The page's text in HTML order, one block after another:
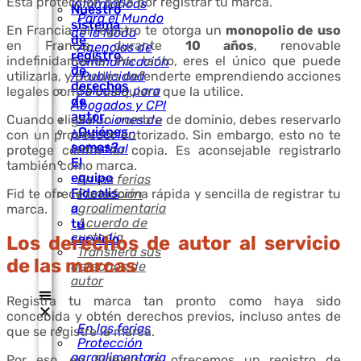
Informáticas
Para el Mundo
de la Moda
Agencias de
Communicación
/ Publicidad
Solución para
Abogados y CPI
Soluciones de
protección
Industrial
En las ferias
Protección
agroalimentaria
Acuerdo de
custodia
Transfiera sus
derechos de
autor
En las ferias
Protección
agroalimentaria
Nuestro
sistema
de
registro
de
derechos
de
autor
¿Quiénes
somos?
El
equipo
Fidealis
a
tu
servicio
En Francia, el registro te otorga un monopolio de uso
en Francia durante 10 años, renovable
indefinidamente. Por tanto, eres el único que puede
utilizarla, y puedes defenderte emprendiendo acciones
legales contra cualquiera que la utilice.
Cuando eliges un nombre de dominio, debes reservarlo
con un proveedor autorizado. Sin embargo, esto no te
protege contra su copia. Es aconsejable registrarlo
también como marca.
Fid te ofrece una forma rápida y sencilla de registrar tu
marca.
Los derechos de autor al servicio
de las marcas
Registra tu marca tan pronto como haya sido
concebida y obtén derechos previos, incluso antes de
que se registre la marca.